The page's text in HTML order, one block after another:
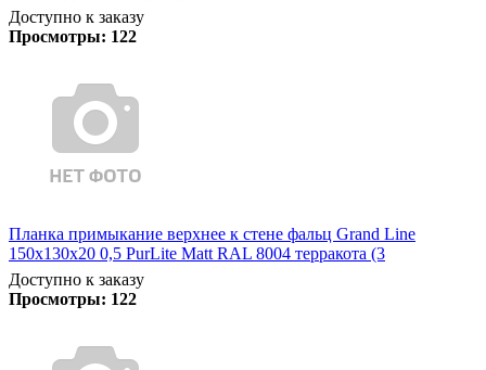
Доступно к заказу
Просмотры: 122
Планка примыкание верхнее к стене фальц Grand Line
150х130х20 0,5 PurLite Matt RAL 8004 терракота (3
Доступно к заказу
Просмотры: 122